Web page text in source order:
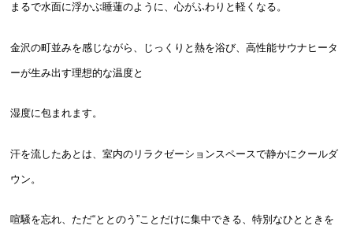
まるで水面に浮かぶ睡蓮のように、心がふわりと軽くなる。
金沢の町並みを感じながら、じっくりと熱を浴び、高性能サウナヒータ
ーが生み出す理想的な温度と
湿度に包まれます。
汗を流したあとは、室内のリラクゼーションスペースで静かにクールダ
ウン。
喧騒を忘れ、ただ“ととのう”ことだけに集中できる、特別なひとときを